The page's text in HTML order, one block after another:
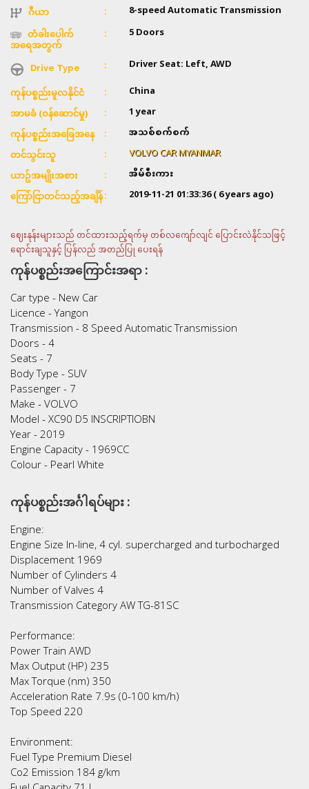
ဂီယာ 8-speed Automatic Transmission
တံခါးပေါက်
အရေအတွက်
5 Doors
Drive Type Driver Seat: Left, AWD
ကုန်ပစ္စည်းမူလနိုင်ငံ China
အာမခံ (ဝန်ဆောင်မှု) 1 year
ကုန်ပစ္စည်းအခြေအနေ အသစ်စက်စက်
တင်သွင်းသူ VOLVO CAR MYANMAR
ယာဥ်အမျိုးအစား အိမ်စီးကား
ကြော်ငြာတင်သည့်အချိန် 2019-11-21 01:33:36( 6 years ago)
ဈေးနုန်းများသည် တင်ထားသည့်ရက်မှ တစ်လကျော်လျင် ပြောင်းလဲနိုင်သဖြင့်
ရောင်းချသူနှင့် ပြန်လည် အတည်ပြု ပေးရန်
ကုန်ပစ္စည်းအကြောင်းအရာ :
Car type - New Car
Licence - Yangon
Transmission - 8 Speed Automatic Transmission
Doors - 4
Seats - 7
Body Type - SUV
Passenger - 7
Make - VOLVO
Model - XC90 D5 INSCRIPTIOBN
Year - 2019
Engine Capacity - 1969CC
Colour - Pearl White
ကုန်ပစ္စည်းအင်္ဂါရပ်များ :
Engine:
Engine Size In-line, 4 cyl. supercharged and turbocharged
Displacement 1969
Number of Cylinders 4
Number of Valves 4
Transmission Category AW TG-81SC
Performance:
Power Train AWD
Max Output (HP) 235
Max Torque (nm) 350
Acceleration Rate 7.9s (0-100 km/h)
Top Speed 220
Environment:
Fuel Type Premium Diesel
Co2 Emission 184 g/km